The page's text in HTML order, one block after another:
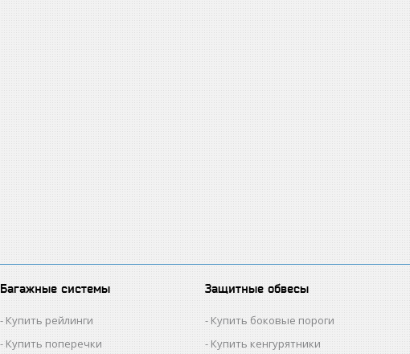
Багажные системы
Купить рейлинги
Купить поперечки
Защитные обвесы
Купить боковые пороги
Купить кенгурятники